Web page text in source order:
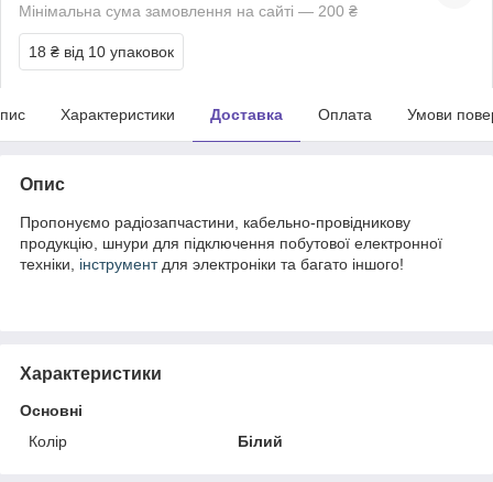
Мінімальна сума замовлення на сайті — 200 ₴
18 ₴ від 10 упаковок
Характеристики Доставка Оплата Умови
Опис
Пропонуємо радіозапчастини, кабельно-провідникову
продукцію, шнури для підключення побутової електронної
техніки, інструментдля электроніки та багато іншого!
Характеристики
Основні
Колір
Білий